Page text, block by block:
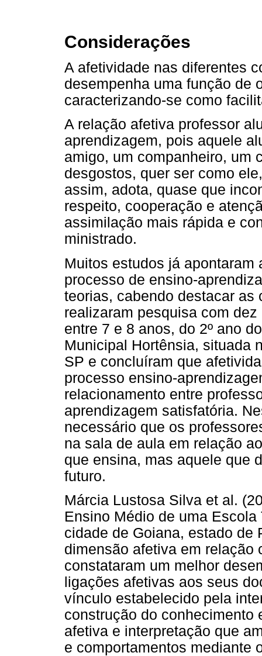
Considerações
A afetividade nas diferentes
desempenha uma função de
caracterizando-se como
A relação afetiva professor
aprendizagem, pois aquele
amigo, um companheiro, um
desgostos, quer ser como
assim, adota, quase que
respeito, cooperação e
assimilação mais rápida e
ministrado.
Muitos estudos já
processo de ensino-
teorias, cabendo destacar as
realizaram pesquisa com
entre 7 e 8 anos, do 2º ano
Municipal Hortênsia, situada
SP e concluíram que
processo ensino-
relacionamento entre
aprendizagem satisfatória.
necessário que os
na sala de aula em relação
que ensina, mas aquele que
futuro.
Márcia Lustosa Silva et al.
Ensino Médio de uma
cidade de Goiana, estado de
dimensão afetiva em relação
constataram um melhor
ligações afetivas aos seus
vínculo estabelecido pela
construção do conhecimento
afetiva e interpretação que
e comportamentos mediante